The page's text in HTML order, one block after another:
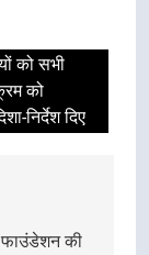
को सभी
को
निर्देश दिए
की